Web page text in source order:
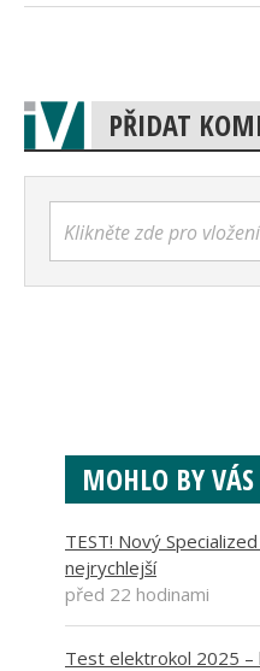
PŘIDAT
Klikněte zde pro
MOHLO BY
TEST! Nový
nejrychlejší
před 22 hodinami
Test elektrokol 2025 –